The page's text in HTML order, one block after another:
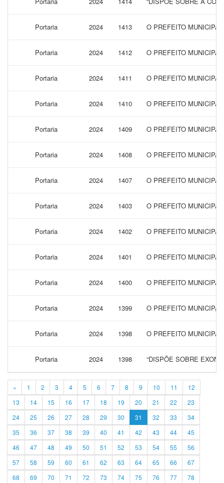
Portaria 2024 1413 O PREFEITO
Portaria 2024 1412 O PREFEITO
Portaria 2024 1411 O PREFEITO
Portaria 2024 1410 O PREFEITO
Portaria 2024 1409 O PREFEITO
Portaria 2024 1408 O PREFEITO
Portaria 2024 1407 O PREFEITO
Portaria 2024 1403 O PREFEITO
Portaria 2024 1402 O PREFEITO
Portaria 2024 1401 O PREFEITO
Portaria 2024 1400 O PREFEITO
Portaria 2024 1399 O PREFEITO
Portaria 2024 1398 O PREFEITO
Portaria 2024 1398 “DISPÕE SOBRE
« 1 2 3 4 5 6 7 8 9 10 11
12
13
14 15 16 17 18 19 20 21 22
23
24
25 26 27 28 29 30 31 32 33
34
35
36 37 38 39 40 41 42 43 44
45
46
47 48 49 50 51 52 53 54 55
56
57
58 59 60 61 62 63 64 65 66
67
68
69 70 71 72 73 74 75 76 77 78